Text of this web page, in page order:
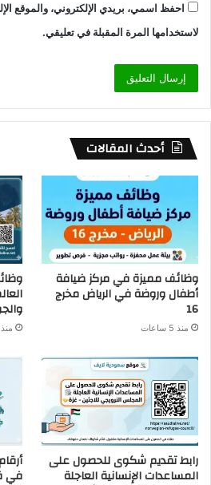
احفظ اسمي، بريدي الإلكتروني، والموقع
لاستخدامها المرة المقبلة في تعليقي.
أحدث المقالات
وظائف مميزة في مركز ضيافة
أطفال وروضة في الرياض مخرج
16
منذ 5 ساعات منذ 5 ساعات
رابط تقديم شكوى للحصول على
المساعدات الإنسانية العاجلة في